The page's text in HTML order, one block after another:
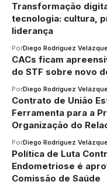
Transformação
tecnologia: cultura,
liderança
PorDiego Rodríguez
CACs ficam
do STF sobre novo
PorDiego Rodríguez
Contrato de União
Ferramenta para a
Organização do
PorDiego Rodríguez
Política de Luta
Endometriose é
Comissão de Saúde